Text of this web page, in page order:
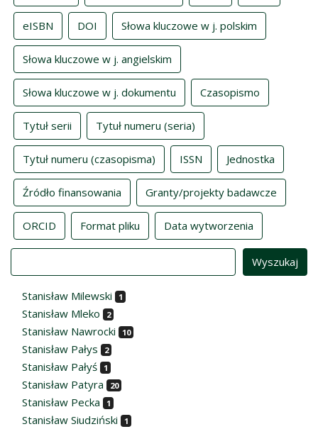
eISBN DOI Słowa kluczowe w j. polskim
Słowa kluczowe w j. angielskim
Słowa kluczowe w j. dokumentu Czasopismo
Tytuł serii Tytuł numeru (seria)
Tytuł numeru (czasopisma) ISSN Jednostka
Źródło finansowania Granty/projekty badawcze
ORCID Format pliku Data wytworzenia
Stanisław Milewski 1
Stanisław Mleko 2
Stanisław Nawrocki 10
Stanisław Pałys 2
Stanisław Pałyś 1
Stanisław Patyra 20
Stanisław Pecka 1
Stanisław Siudziński 1